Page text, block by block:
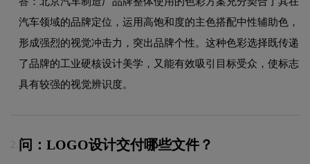
汽车领域的品牌定位，运用高饱和度的主色搭配中性辅助色，
形成强烈的视觉冲击力，突出品牌个性。这种色彩选择既传递
了品牌的工业硬核设计美学，又能有效吸引目标受众，使标志
具有较强的视觉辨识度。
2. 问：LOGO设计交付哪些文件？